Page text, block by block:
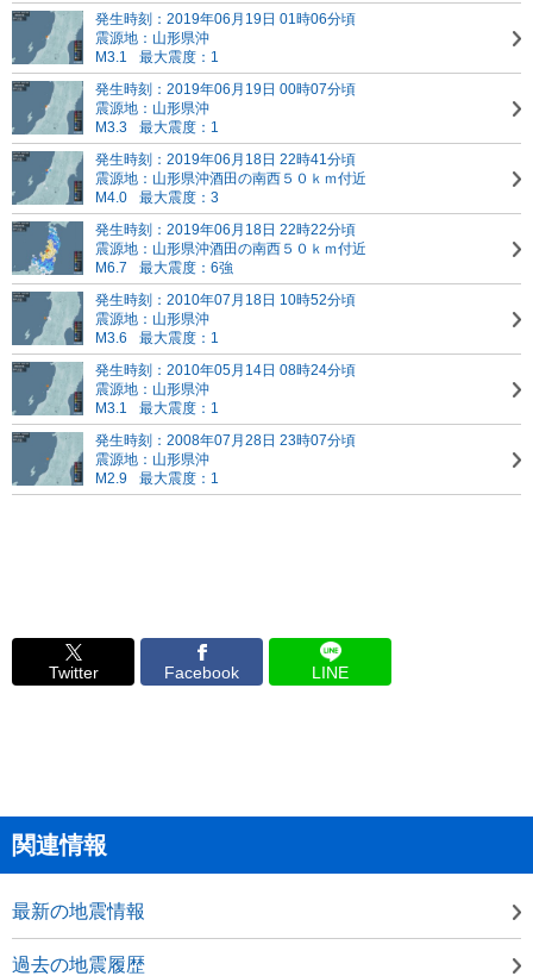
発生時刻：2019年06月19日 01時06分頃
震源地：山形県沖
M3.1
最大震度：1
発生時刻：2019年06月19日 00時07分頃
震源地：山形県沖
M3.3
最大震度：1
発生時刻：2019年06月18日 22時41分頃
震源地：山形県沖酒田の南西５０ｋｍ付近
M4.0
最大震度：3
発生時刻：2019年06月18日 22時22分頃
震源地：山形県沖酒田の南西５０ｋｍ付近
M6.7
最大震度：6強
発生時刻：2010年07月18日 10時52分頃
震源地：山形県沖
M3.6
最大震度：1
発生時刻：2010年05月14日 08時24分頃
震源地：山形県沖
M3.1
最大震度：1
発生時刻：2008年07月28日 23時07分頃
震源地：山形県沖
M2.9
最大震度：1
Twitter Facebook LINE
関連情報
最新の地震情報
過去の地震履歴